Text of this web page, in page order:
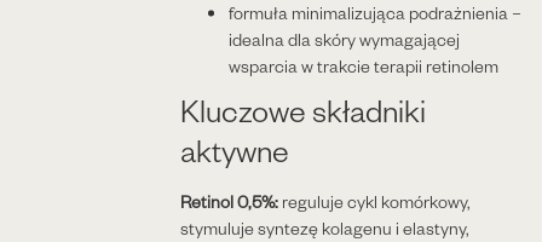
formuła minimalizująca podrażnienia –
idealna dla skóry wymagającej
wsparcia w trakcie terapii retinolem
Kluczowe składniki
aktywne
Retinol 0,5%:reguluje cykl komórkowy,
stymuluje syntezę kolagenu i elastyny,